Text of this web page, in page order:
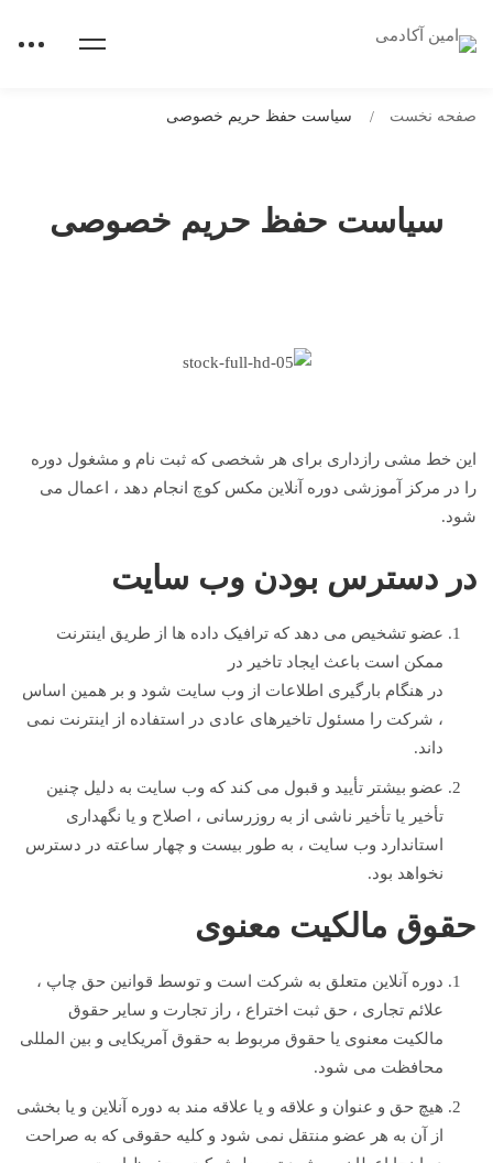
سیاست حفظ حریم خصوصی
صفحه نخست سیاست حفظ حریم خصوصی
این خط مشی رازداری برای هر شخصی که ثبت نام و مشغول دوره
را در مرکز آموزشی دوره آنلاین مکس کوچ انجام دهد ، اعمال می
شود.
در دسترس بودن وب سایت
عضو تشخیص می دهد که ترافیک داده ها از طریق اینترنت
ممکن است باعث ایجاد تاخیر در
در هنگام بارگیری اطلاعات از وب سایت شود و بر همین اساس
، شرکت را مسئول تاخیرهای عادی در استفاده از اینترنت نمی
داند.
عضو بیشتر تأیید و قبول می کند که وب سایت به دلیل چنین
تأخیر یا تأخیر ناشی از به روزرسانی ، اصلاح و یا نگهداری
استاندارد وب سایت ، به طور بیست و چهار ساعته در دسترس
نخواهد بود.
حقوق مالکیت معنوی
دوره آنلاین متعلق به شرکت است و توسط قوانین حق چاپ ،
علائم تجاری ، حق ثبت اختراع ، راز تجارت و سایر حقوق
مالکیت معنوی یا حقوق مربوط به حقوق آمریکایی و بین المللی
محافظت می شود.
هیچ حق و عنوان و علاقه و یا علاقه مند به دوره آنلاین و یا بخشی
از آن به هر عضو منتقل نمی شود و کلیه حقوقی که به صراحت